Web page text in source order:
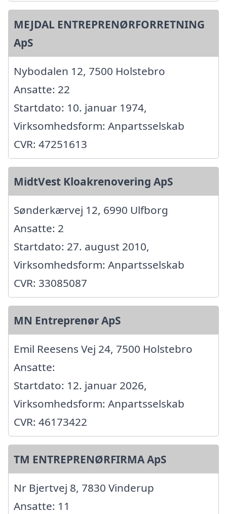
MEJDAL ENTREPRENØRFORRETNING
ApS
Nybodalen 12, 7500 Holstebro
Ansatte: 22
Startdato: 10. januar 1974,
Virksomhedsform: Anpartsselskab
CVR: 47251613
MidtVest Kloakrenovering ApS
Sønderkærvej 12, 6990 Ulfborg
Ansatte: 2
Startdato: 27. august 2010,
Virksomhedsform: Anpartsselskab
CVR: 33085087
MN Entreprenør ApS
Emil Reesens Vej 24, 7500 Holstebro
Ansatte:
Startdato: 12. januar 2026,
Virksomhedsform: Anpartsselskab
CVR: 46173422
TM ENTREPRENØRFIRMA ApS
Nr Bjertvej 8, 7830 Vinderup
Ansatte: 11